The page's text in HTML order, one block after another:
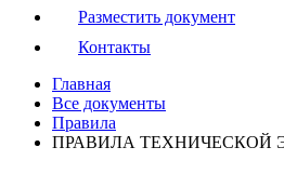
Разместить документ
Контакты
Главная
Все документы
Правила
ПРАВИЛА ТЕХНИЧЕСКОЙ